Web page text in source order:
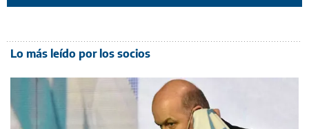
Lo más leído por los socios